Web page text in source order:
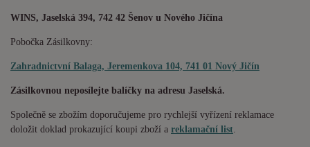
WINS, Jaselská 394, 742 42 Šenov u Nového Jičína
Pobočka Zásilkovny:
Zahradnictvní Balaga, Jeremenkova 104, 741 01 Nový Jičín
Zásilkovnou neposílejte balíčky na adresu Jaselská.
Společně se zbožím doporučujeme pro rychlejší vyřízení reklamace
doložit doklad prokazující koupi zboží a reklamační list.